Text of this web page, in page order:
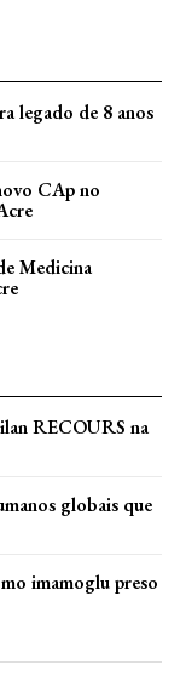
legado de 8 anos
CAp no
Medicina
RECOURS na
globais que
imamoglu preso